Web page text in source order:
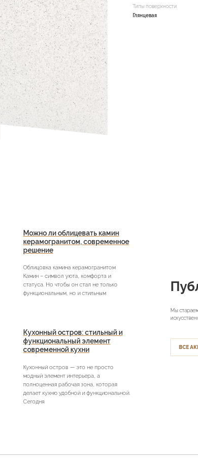
Типы поверхности
Глянцевая
Мы
ВСЕ
Можно ли облицевать камин
керамогранитом, современное
решение
Облицовка камина керамогранитом
Камин – символ уюта, комфорта и
статуса. Но чтобы он стал не только
функциональным, но и стильным
Кухонный остров: стильный и
функциональный элемент
современной кухни
Кухонный остров — это не просто
модный элемент интерьера, а
полноценная рабочая зона, которая
делает кухню удобной и функциональной.
Сегодня